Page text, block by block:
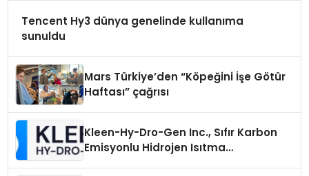
Tencent Hy3 dünya genelinde kullanıma
sunuldu
Mars Türkiye’den “Köpeğini İşe Götür
Haftası” çağrısı
Kleen-Hy-Dro-Gen Inc., Sıfır Karbon
Emisyonlu Hidrojen Isıtma